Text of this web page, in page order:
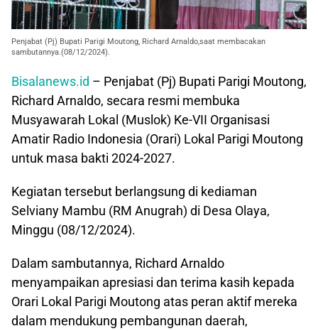
Penjabat (Pj) Bupati Parigi Moutong, Richard Arnaldo,saat membacakan
sambutannya.(08/12/2024).
Bisalanews.id – Penjabat (Pj) Bupati Parigi Moutong,
Richard Arnaldo, secara resmi membuka
Musyawarah Lokal (Muslok) Ke-VII Organisasi
Amatir Radio Indonesia (Orari) Lokal Parigi Moutong
untuk masa bakti 2024-2027.
Kegiatan tersebut berlangsung di kediaman
Selviany Mambu (RM Anugrah) di Desa Olaya,
Minggu (08/12/2024).
Dalam sambutannya, Richard Arnaldo
menyampaikan apresiasi dan terima kasih kepada
Orari Lokal Parigi Moutong atas peran aktif mereka
dalam mendukung pembangunan daerah,